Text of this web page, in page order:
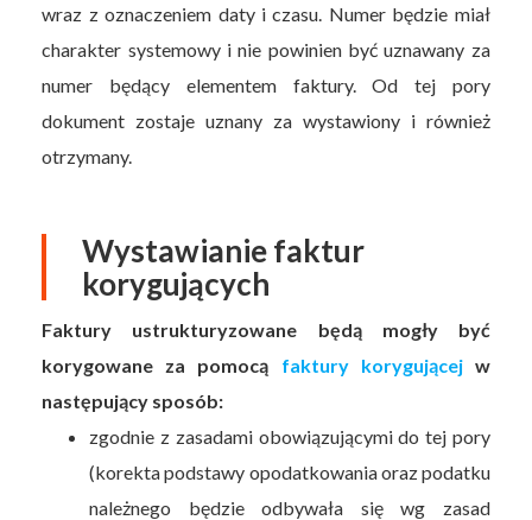
wraz z oznaczeniem daty i czasu. Numer będzie miał
charakter systemowy i nie powinien być uznawany za
numer będący elementem faktury. Od tej pory
dokument zostaje uznany za wystawiony i również
otrzymany.
Wystawianie faktur
korygujących
Faktury ustrukturyzowane będą mogły być
korygowane za pomocą faktury korygującejw
następujący sposób:
zgodnie z zasadami obowiązującymi do tej pory
(korekta podstawy opodatkowania oraz podatku
należnego będzie odbywała się wg zasad